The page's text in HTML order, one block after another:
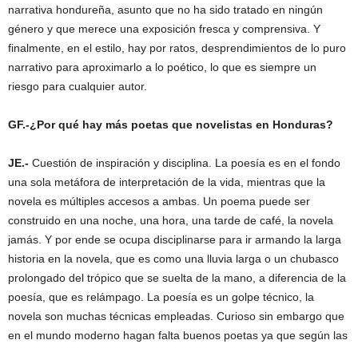
narrativa hondureña, asunto que no ha sido tratado en ningún
género y que merece una exposición fresca y comprensiva. Y
finalmente, en el estilo, hay por ratos, desprendimientos de lo puro
narrativo para aproximarlo a lo poético, lo que es siempre un
riesgo para cualquier autor.
GF.-¿Por qué hay más poetas que novelistas en Honduras?
JE.- Cuestión de inspiración y disciplina. La poesía es en el fondo
una sola metáfora de interpretación de la vida, mientras que la
novela es múltiples accesos a ambas. Un poema puede ser
construido en una noche, una hora, una tarde de café, la novela
jamás. Y por ende se ocupa disciplinarse para ir armando la larga
historia en la novela, que es como una lluvia larga o un chubasco
prolongado del trópico que se suelta de la mano, a diferencia de la
poesía, que es relámpago. La poesía es un golpe técnico, la
novela son muchas técnicas empleadas. Curioso sin embargo que
en el mundo moderno hagan falta buenos poetas ya que según las